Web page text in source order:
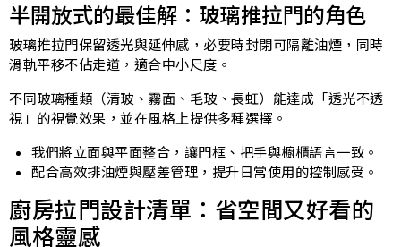
半開放式的最佳解：玻璃推拉門的角色
玻璃推拉門保留透光與延伸感，必要時封閉可隔離油煙，同時
滑軌平移不佔走道，適合中小尺度。
不同玻璃種類（清玻、霧面、毛玻、長虹）能達成「透光不透
視」的視覺效果，並在風格上提供多種選擇。
我們將立面與平面整合，讓門框、把手與櫥櫃語言一致。
配合高效排油煙與壓差管理，提升日常使用的控制感受。
廚房拉門設計清單：省空間又好看的
風格靈感